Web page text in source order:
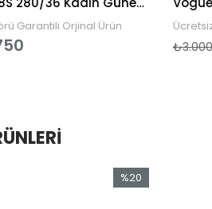
Garantili Orjinal Ürün
₺3.000
%20